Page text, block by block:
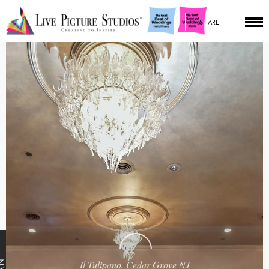
SHARE
Il Tulipano, Cedar Grove NJ